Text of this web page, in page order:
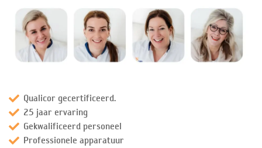
Qualicor gecertificeerd.
25 jaar ervaring
Gekwalificeerd personeel
Professionele apparatuur